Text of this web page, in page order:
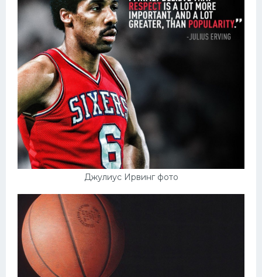
Джулиус Ирвинг фото